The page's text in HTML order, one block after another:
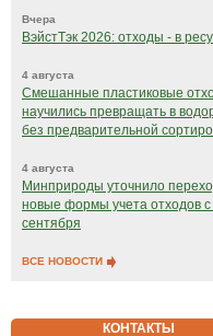
Вчера
ВэйстТэк 2026: отходы - в
4 августа
Смешанные пластиковые
научились превращать в
без предварительной
4 августа
Минприроды уточнило
новые формы учета отходов с
сентября
ВСЕ НОВОСТИ
КОНТАКТЫ